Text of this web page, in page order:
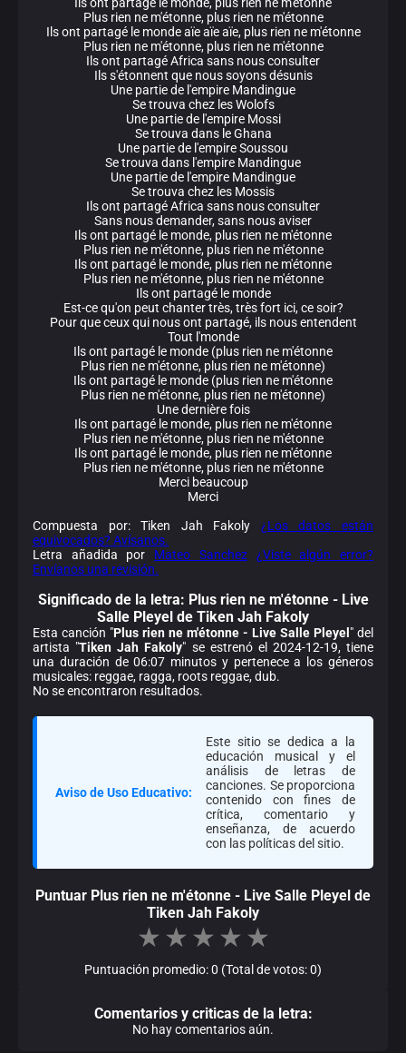
Plus rien ne m'étonne, plus rien ne m'étonne
Ils ont partagé le monde aïe aïe aïe, plus rien ne m'étonne
Plus rien ne m'étonne, plus rien ne m'étonne
Ils ont partagé Africa sans nous consulter
Ils s'étonnent que nous soyons désunis
Une partie de l'empire Mandingue
Se trouva chez les Wolofs
Une partie de l'empire Mossi
Se trouva dans le Ghana
Une partie de l'empire Soussou
Se trouva dans l'empire Mandingue
Une partie de l'empire Mandingue
Se trouva chez les Mossis
Ils ont partagé Africa sans nous consulter
Sans nous demander, sans nous aviser
Ils ont partagé le monde, plus rien ne m'étonne
Plus rien ne m'étonne, plus rien ne m'étonne
Ils ont partagé le monde, plus rien ne m'étonne
Plus rien ne m'étonne, plus rien ne m'étonne
Ils ont partagé le monde
Est-ce qu'on peut chanter très, très fort ici, ce soir?
Pour que ceux qui nous ont partagé, ils nous entendent
Tout l'monde
Ils ont partagé le monde (plus rien ne m'étonne
Plus rien ne m'étonne, plus rien ne m'étonne)
Ils ont partagé le monde (plus rien ne m'étonne
Plus rien ne m'étonne, plus rien ne m'étonne)
Une dernière fois
Ils ont partagé le monde, plus rien ne m'étonne
Plus rien ne m'étonne, plus rien ne m'étonne
Ils ont partagé le monde, plus rien ne m'étonne
Plus rien ne m'étonne, plus rien ne m'étonne
Merci beaucoup
Merci
Compuesta por: Tiken Jah Fakoly ¿Los datos están
equivocados? Avísanos.
Letra añadida por Mateo Sanchez
¿Viste algún error?
Envíanos una revisión.
Significado de la letra: Plus rien ne m'étonne - Live
Salle Pleyel de Tiken Jah Fakoly
Esta canción "Plus rien ne m'étonne - Live Salle Pleyel " del
artista "Tiken Jah Fakoly" se estrenó el 2024-12-19, tiene
una duración de 06:07 minutos y pertenece a los géneros
musicales: reggae, ragga, roots reggae, dub.
No se encontraron resultados.
Aviso de Uso Educativo:
Este sitio se dedica a la
educación musical y el
análisis de letras de
canciones. Se proporciona
contenido con fines de
crítica, comentario y
enseñanza, de acuerdo
con las políticas del sitio.
Puntuar Plus rien ne m'étonne - Live Salle Pleyel de
Tiken Jah Fakoly
★ ★ ★ ★ ★
Puntuación promedio: 0 (Total de votos: 0)
Comentarios y criticas de la letra:
No hay comentarios aún.